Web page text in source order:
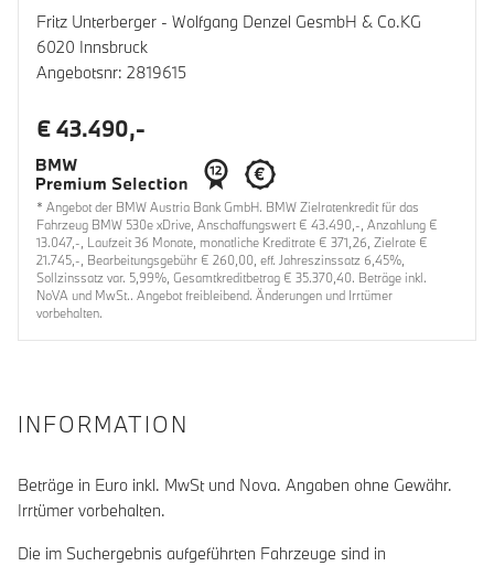
Fritz Unterberger - Wolfgang Denzel GesmbH & Co.KG
6020 Innsbruck
Angebotsnr: 2819615
€ 43.490,-
* Angebot der BMW Austria Bank GmbH. BMW Zielratenkredit für das
Fahrzeug BMW 530e xDrive, Anschaffungswert € 43.490,-, Anzahlung €
13.047,-, Laufzeit 36 Monate, monatliche Kreditrate € 371,26, Zielrate €
21.745,-, Bearbeitungsgebühr € 260,00, eff. Jahreszinssatz 6,45%,
Sollzinssatz var. 5,99%, Gesamtkreditbetrag € 35.370,40. Beträge inkl.
NoVA und MwSt.. Angebot freibleibend. Änderungen und Irrtümer
vorbehalten.
INFORMATION
Beträge in Euro inkl. MwSt und Nova. Angaben ohne Gewähr.
Irrtümer vorbehalten.
Die im Suchergebnis aufgeführten Fahrzeuge sind in